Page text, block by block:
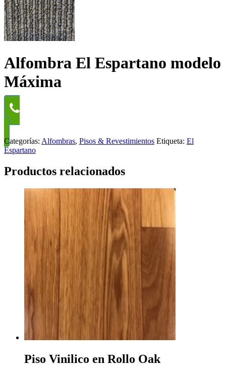
Alfombra El Espartano modelo
Máxima
Categorías: Alfombras, Pisos & Revestimientos Etiqueta: El
Espartano
Productos relacionados
Piso Vinilico en Rollo Oak